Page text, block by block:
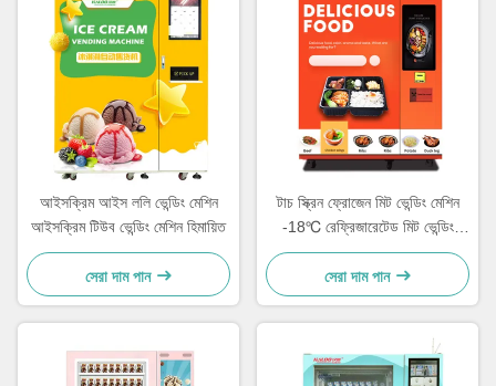
আইসক্রিম আইস ললি ভেন্ডিং মেশিন
আইসক্রিম টিউব ভেন্ডিং মেশিন হিমায়িত
সেরা দাম পান
টাচ স্ক্রিন ফ্রোজেন মিট ভেন্ডিং মেশিন
-18℃ রেফ্রিজারেটেড মিট ভেন্ডিং
মেশিন
সেরা দাম পান